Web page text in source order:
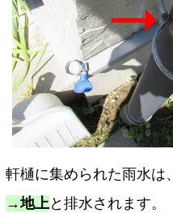
軒樋に集められた雨水は、
→地上と排水されます。